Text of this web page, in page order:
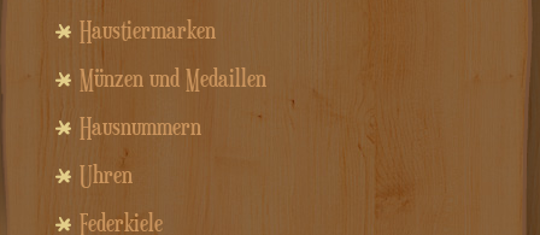
Haustiermarken
Münzen und Medaillen
Hausnummern
Uhren
Federkiele